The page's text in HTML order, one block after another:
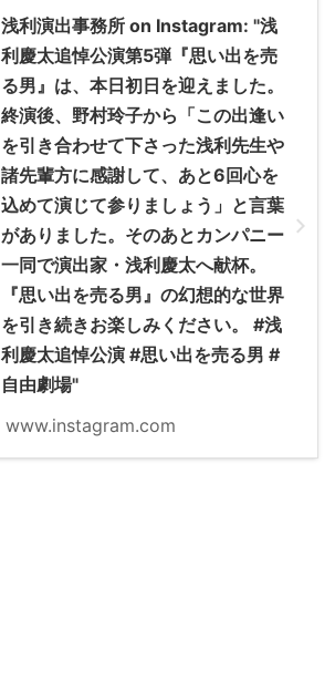
浅利演出事務所 on Instagram: "浅
利慶太追悼公演第5弾『思い出を売
る男』は、本日初日を迎えました。
終演後、野村玲子から「この出逢い
を引き合わせて下さった浅利先生や
諸先輩方に感謝して、あと6回心を
込めて演じて参りましょう」と言葉
がありました。そのあとカンパニー
一同で演出家・浅利慶太へ献杯。
『思い出を売る男』の幻想的な世界
を引き続きお楽しみください。 #浅
利慶太追悼公演 #思い出を売る男 #
自由劇場"
www.instagram.com